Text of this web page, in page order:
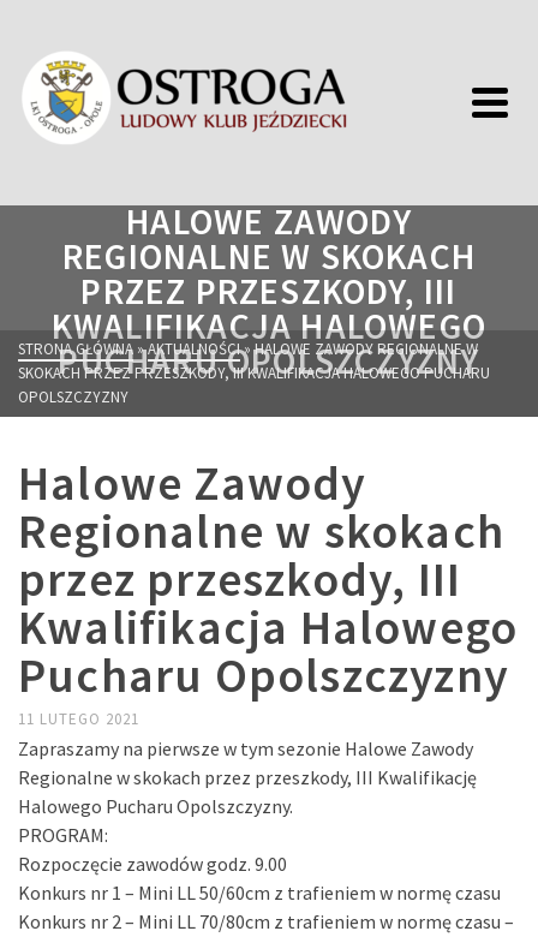
HALOWE ZAWODY
REGIONALNE W SKOKACH
PRZEZ PRZESZKODY, III
KWALIFIKACJA HALOWEGO
PUCHARU OPOLSZCZYZNY
STRONA GŁÓWNA »AKTUALNOŚCI» HALOWE ZAWODY REGIONALNE W
SKOKACH PRZEZ PRZESZKODY, III KWALIFIKACJA HALOWEGO PUCHARU
OPOLSZCZYZNY
Halowe Zawody
Regionalne w skokach
przez przeszkody, III
Kwalifikacja Halowego
Pucharu Opolszczyzny
11 LUTEGO 2021
Zapraszamy na pierwsze w tym sezonie Halowe Zawody
Regionalne w skokach przez przeszkody, III Kwalifikację
Halowego Pucharu Opolszczyzny.
PROGRAM:
Rozpoczęcie zawodów godz. 9.00
Konkurs nr 1 – Mini LL 50/60cm z trafieniem w normę czasu
Konkurs nr 2 – Mini LL 70/80cm z trafieniem w normę czasu –